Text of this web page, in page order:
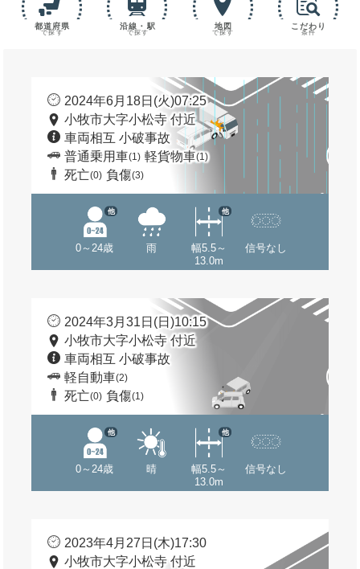
都道府県
で探す
沿線・駅
で探す
地図
で探す
こだわり
条件
2024年6月18日(火)07:25
小牧市大字小松寺 付近
車両相互 小破事故
普通乗用車(1) 軽貨物車(1)
死亡(0) 負傷(3)
0～24歳
他
雨
幅5.5～
13.0m
他
信号なし
2024年3月31日(日)10:15
小牧市大字小松寺 付近
車両相互 小破事故
軽自動車(2)
死亡(0) 負傷(1)
0～24歳
他
晴
幅5.5～
13.0m
他
信号なし
2023年4月27日(木)17:30
小牧市大字小松寺 付近